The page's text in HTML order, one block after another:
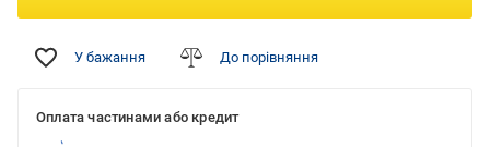
У бажання До порівняння
Оплата частинами або кредит